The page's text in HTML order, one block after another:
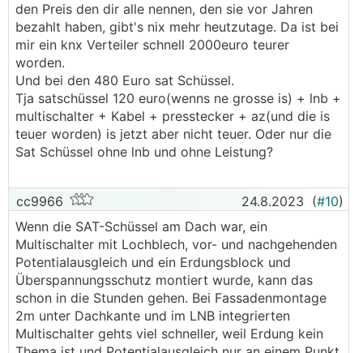
den Preis den dir alle nennen, den sie vor Jahren
bezahlt haben, gibt's nix mehr heutzutage. Da ist bei
mir ein knx Verteiler schnell 2000euro teurer
worden.
Und bei den 480 Euro sat Schüssel.
Tja satschüssel 120 euro(wenns ne grosse is) + lnb +
multischalter + Kabel + presstecker + az(und die is
teuer worden) is jetzt aber nicht teuer. Oder nur die
Sat Schüssel ohne lnb und ohne Leistung?
cc9966 24.8.2023 (#10)
Wenn die SAT-Schüssel am Dach war, ein
Multischalter mit Lochblech, vor- und nachgehenden
Potentialausgleich und ein Erdungsblock und
Überspannungsschutz montiert wurde, kann das
schon in die Stunden gehen. Bei Fassadenmontage
2m unter Dachkante und im LNB integrierten
Multischalter gehts viel schneller, weil Erdung kein